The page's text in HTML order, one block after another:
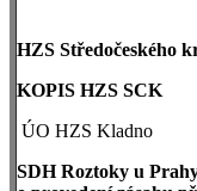
HZS Středočeského
KOPIS HZS SCK
ÚO HZS Kladno
SDH Roztoky u